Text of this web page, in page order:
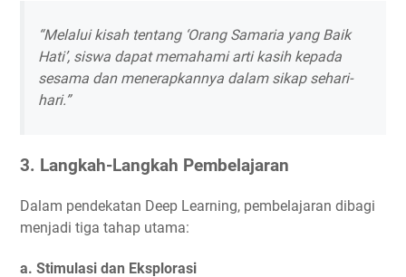
“Melalui kisah tentang ‘Orang Samaria yang Baik
Hati’, siswa dapat memahami arti kasih kepada
sesama dan menerapkannya dalam sikap sehari-
hari.”
3. Langkah-Langkah Pembelajaran
Dalam pendekatan Deep Learning, pembelajaran dibagi
menjadi tiga tahap utama:
a. Stimulasi dan Eksplorasi